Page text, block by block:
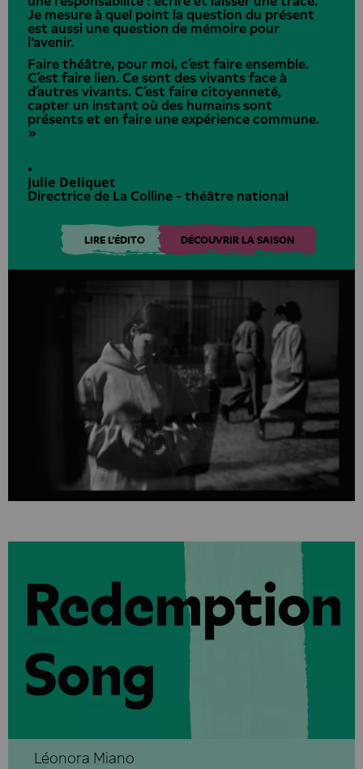
Je mesure à quel point la question du présent
est aussi une question de mémoire pour
l'avenir.
Faire théâtre, pour moi, c’est faire ensemble.
C’est faire lien. Ce sont des vivants face à
d’autres vivants. C’est faire citoyenneté,
capter un instant où des humains sont
présents et en faire une expérience commune.
»
•
Julie Deliquet
Directrice de La Colline - théâtre national
LIRE L'ÉDITO DÉCOUVRIR LA SAISON
Léonora Miano